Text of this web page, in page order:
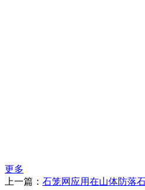
更多
上一篇： 石笼网应用在山体防落